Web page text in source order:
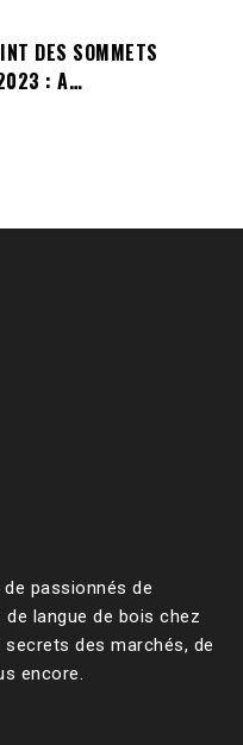
DES SOMMETS
: A…
passionnés de
langue de bois chez
des marchés, de
encore.